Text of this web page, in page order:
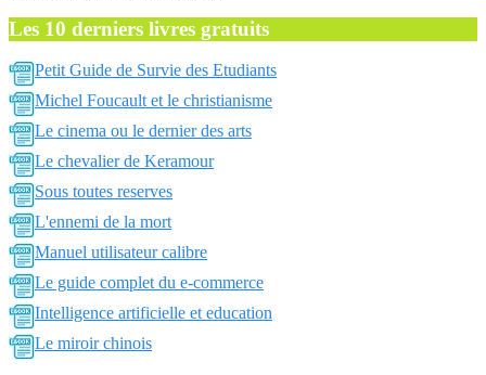
Les 10 derniers livres gratuits
Petit Guide de Survie des Etudiants
Michel Foucault et le christianisme
Le cinema ou le dernier des arts
Le chevalier de Keramour
Sous toutes reserves
L'ennemi de la mort
Manuel utilisateur calibre
Le guide complet du e-commerce
Intelligence artificielle et education
Le miroir chinois